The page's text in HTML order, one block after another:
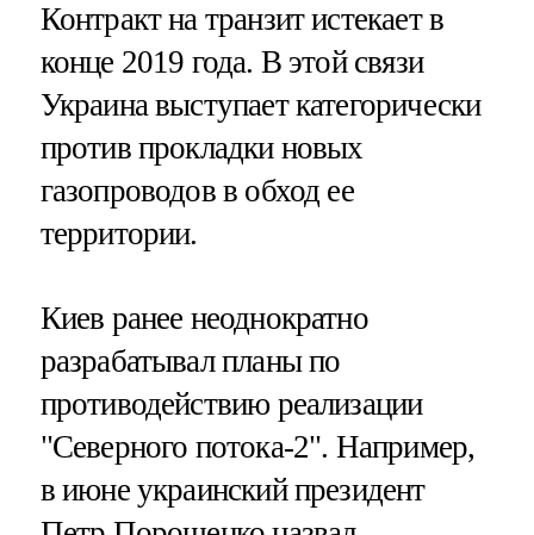
Контракт на транзит истекает в
конце 2019 года. В этой связи
Украина выступает категорически
против прокладки новых
газопроводов в обход ее
территории.
Киев ранее неоднократно
разрабатывал планы по
противодействию реализации
"Северного потока-2". Например,
в июне украинский президент